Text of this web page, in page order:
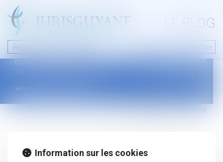
LE BLOG
Nous contacter
46 avenue de la liberté
B.P.315 - 97327 Cayenne Cedex
Tel : +594 594 29 45 35
www.jurisguyane.com
Mentions légales
Information sur les cookies